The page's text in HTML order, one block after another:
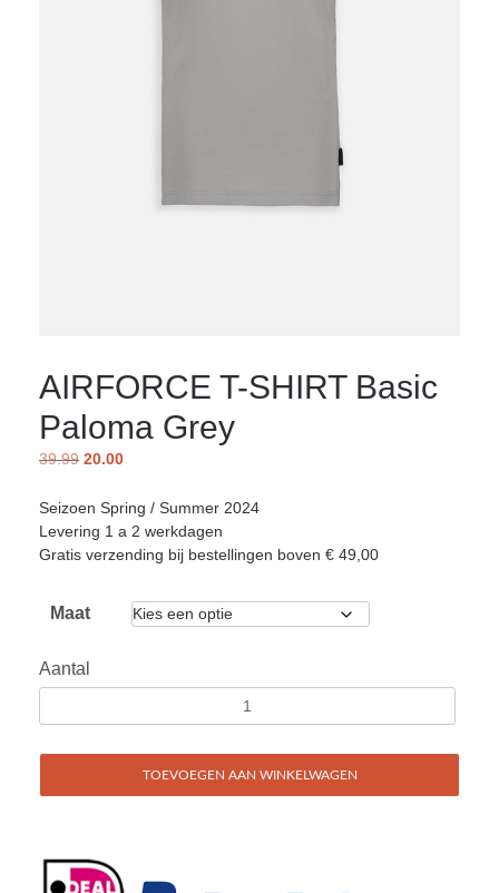
AIRFORCE T-SHIRT Basic
Paloma Grey
39.99 20.00
Seizoen Spring / Summer 2024
Levering 1 a 2 werkdagen
Gratis verzending bij bestellingen boven € 49,00
Maat
Aantal
TOEVOEGEN AAN WINKELWAGEN